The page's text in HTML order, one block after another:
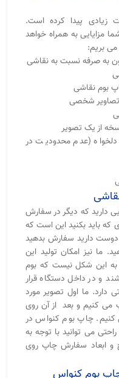
زیادی پیدا کرده است.
مزایایی به همراه خواهد
بریم:
به صرفه نسبت به نقاشی
بوم نقاشی
شخصی
از یک تصویر
دلخواه (عدم محدودیت در
دارید که دیگر در سفارش
باید بکنید این است که
دوست دارید سفارش بدهید
ما نیز امکان تولید این
به این شکل نیست که بوم
و در داخل دستگاه قرار
دارد. ما اول تصویر مورد
می کنیم و بعد از آن روی
چاپ بوم کنواس در
می توانید با توجه به
و ابعاد سفارش چاپ روی
بوم کنواس